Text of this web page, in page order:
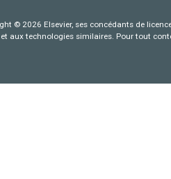
© 2026 Elsevier, ses concédants de
aux technologies similaires. Pour tout